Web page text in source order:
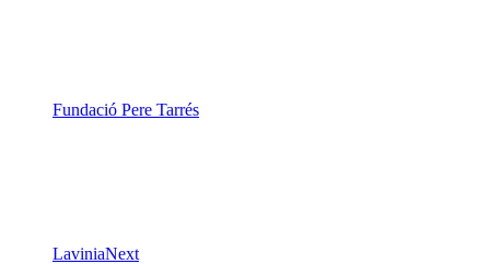
Fundació Pere Tarrés
LaviniaNext